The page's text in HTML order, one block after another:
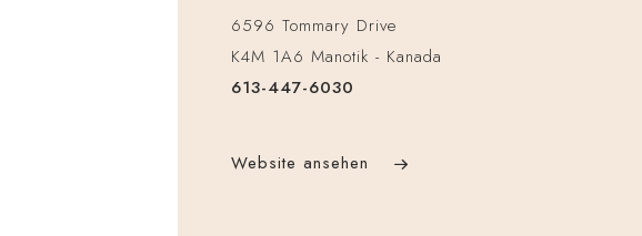
6596 Tommary Drive
K4M 1A6 Manotik - Kanada
613-447-6030
Website ansehen